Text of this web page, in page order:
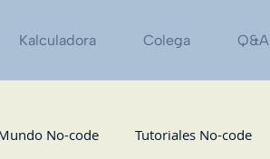
Kalculadora Colega Q&A
No-code Tutoriales No-code